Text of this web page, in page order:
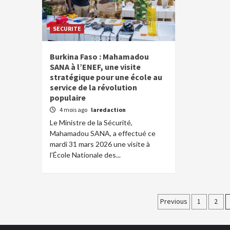
SECURITE
Burkina Faso : Mahamadou
SANA à l’ENEF, une visite
stratégique pour une école au
service de la révolution
populaire
4 mois ago laredaction
Le Ministre de la Sécurité,
Mahamadou SANA, a effectué ce
mardi 31 mars 2026 une visite à
l’École Nationale des...
des
Previous 1 2